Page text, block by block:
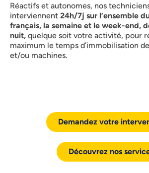
Réactifs et autonomes, nos
interviennent 24h/7j sur l’ensemble
français, la semaine et le week-end,
nuit, quelque soit votre activité, pour
maximum le temps d’immobilisation
et/ou machines.
Demandez votre
Découvrez nos